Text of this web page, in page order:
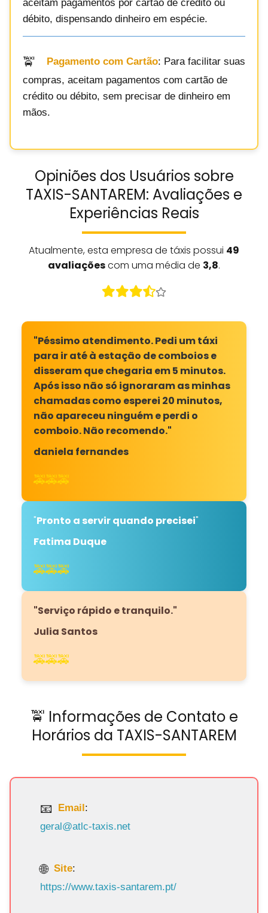
aceitam pagamentos por cartão de crédito ou
débito, dispensando dinheiro em espécie.
Pagamento com Cartão: Para facilitar suas
compras, aceitam pagamentos com cartão de
crédito ou débito, sem precisar de dinheiro em
mãos.
Opiniões dos Usuários sobre
TAXIS-SANTAREM: Avaliações e
Experiências Reais
Atualmente, esta empresa de táxis possui 49
avaliaçõescom uma média de 3,8.
"Péssimo atendimento. Pedi um táxi
para ir até à estação de comboios e
disseram que chegaria em 5 minutos.
Após isso não só ignoraram as minhas
chamadas como esperei 20 minutos,
não apareceu ninguém e perdi o
comboio. Não recomendo."
daniela fernandes
🚕🚕🚕
"Pronto a servir quando precisei"
Fatima Duque
🚕🚕🚕
"Serviço rápido e tranquilo."
Julia Santos
🚕🚕🚕
🚖 Informações de Contato e
Horários da TAXIS-SANTAREM
Email:
geral@atlc-taxis.net
Site:
https://www.taxis-santarem.pt/